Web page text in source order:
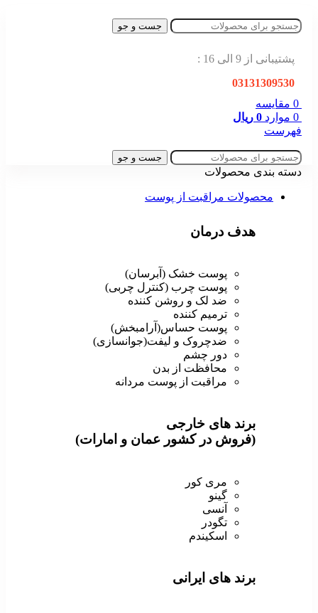
جست و جو
پشتیبانی از 9 الی 16 :
03131309530
0 مقایسه
0 موارد 0 ریال
فهرست
جست و جو
دسته بندی محصولات
محصولات مراقبت از پوست
هدف درمان
پوست خشک (آبرسان)
پوست چرب (کنترل چربی)
ضد لک و روشن کننده
ترمیم کننده
پوست حساس(آرامبخش)
ضدچروک و لیفت(جوانسازی)
دور چشم
محافظت از بدن
مراقبت از پوست مردانه
برند های خارجی
(فروش در کشور عمان و امارات)
مری کور
گینو
آنسی
تگودر
اسکیندم
برند های ایرانی